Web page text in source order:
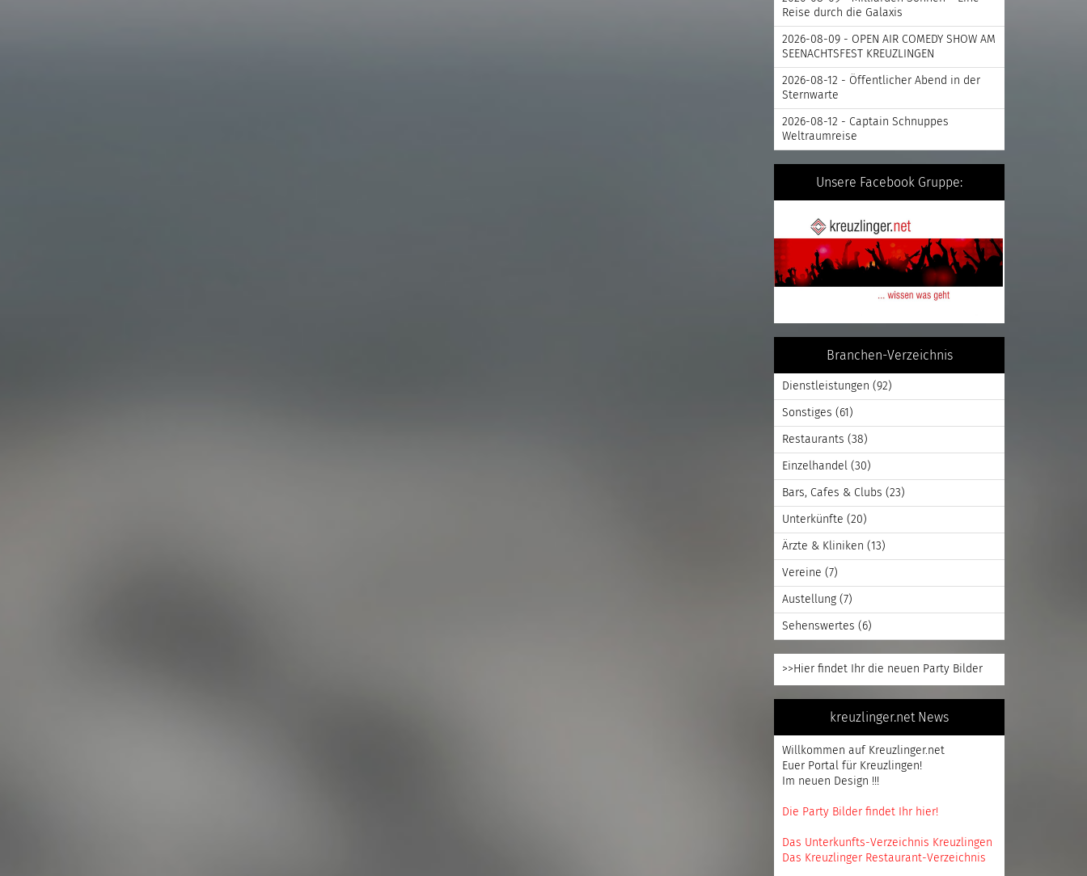
Reise durch die Galaxis
2026-08-09 - OPEN AIR COMEDY SHOW AM
SEENACHTSFEST KREUZLINGEN
2026-08-12 - Öffentlicher Abend in der
Sternwarte
2026-08-12 - Captain Schnuppes
Weltraumreise
Unsere Facebook Gruppe:
Branchen-Verzeichnis
Dienstleistungen (92)
Sonstiges (61)
Restaurants (38)
Einzelhandel (30)
Bars, Cafes & Clubs (23)
Unterkünfte (20)
Ärzte & Kliniken (13)
Vereine (7)
Austellung (7)
Sehenswertes (6)
>>Hier findet Ihr die neuen Party Bilder
kreuzlinger.net News
Willkommen auf Kreuzlinger.net
Euer Portal für Kreuzlingen!
Im neuen Design !!!
Die Party Bilder findet Ihr hier!
Das Unterkunfts-Verzeichnis Kreuzlingen
Das Kreuzlinger Restaurant-Verzeichnis